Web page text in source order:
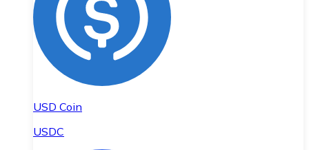
USD Coin
USDC